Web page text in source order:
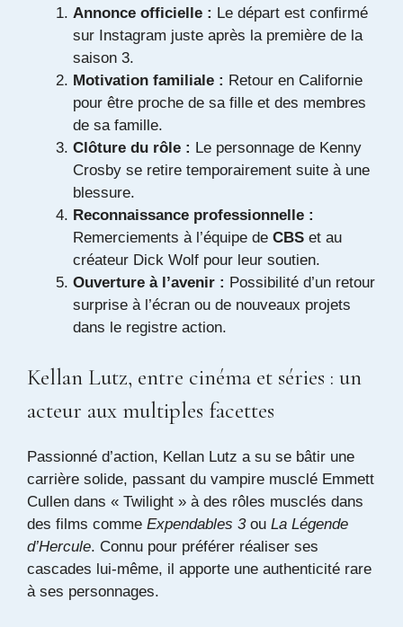
Annonce officielle : Le départ est confirmé
sur Instagram juste après la première de la
saison 3.
Motivation familiale : Retour en Californie
pour être proche de sa fille et des membres
de sa famille.
Clôture du rôle : Le personnage de Kenny
Crosby se retire temporairement suite à une
blessure.
Reconnaissance professionnelle :
Remerciements à l’équipe de CBS et au
créateur Dick Wolf pour leur soutien.
Ouverture à l’avenir : Possibilité d’un retour
surprise à l’écran ou de nouveaux projets
dans le registre action.
Kellan Lutz, entre cinéma et séries : un
acteur aux multiples facettes
Passionné d’action, Kellan Lutz a su se bâtir une
carrière solide, passant du vampire musclé Emmett
Cullen dans « Twilight » à des rôles musclés dans
des films comme Expendables 3ou La Légende
d’Hercule. Connu pour préférer réaliser ses
cascades lui-même, il apporte une authenticité rare
à ses personnages.